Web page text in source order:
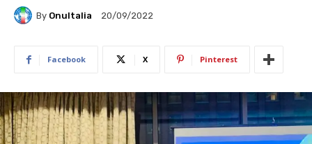
By OnuItalia 20/09/2022
Facebook X Pinterest